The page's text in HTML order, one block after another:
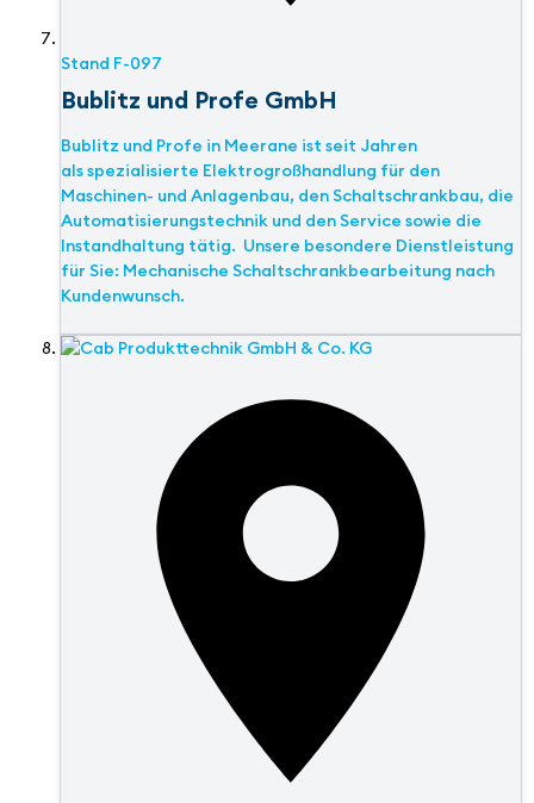
Stand F-097
Bublitz und Profe GmbH
Bublitz und Profe in Meerane ist seit Jahren
als spezialisierte Elektrogroßhandlung für den
Maschinen- und Anlagenbau, den Schaltschrankbau, die
Automatisierungstechnik und den Service sowie die
Instandhaltung tätig. Unsere besondere Dienstleistung
für Sie: Mechanische Schaltschrankbearbeitung nach
Kundenwunsch.